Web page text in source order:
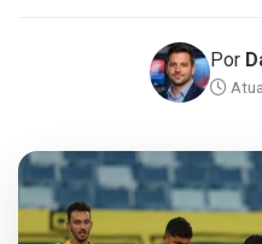
Por